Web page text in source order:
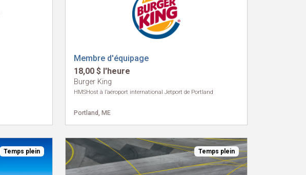
Membre d'équipage
18,00 $ l'heure
Burger King
HMSHost à l’aéroport international Jetport de Portland
Portland, ME
Temps plein Temps plein